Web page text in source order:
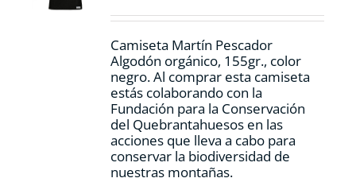
la
de
producto
Camiseta Martín Pescador
Algodón orgánico, 155gr., color
negro. Al comprar esta camiseta
estás colaborando con la
Fundación para la Conservación
del Quebrantahuesos en las
acciones que lleva a cabo para
conservar la biodiversidad de
nuestras montañas.